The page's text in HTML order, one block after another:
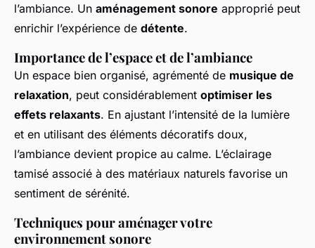
l’ambiance. Un aménagement sonore approprié peut
enrichir l’expérience de détente.
Importance de l’espace et de l’ambiance
Un espace bien organisé, agrémenté de musique de
relaxation, peut considérablement optimiser les
effets relaxants. En ajustant l’intensité de la lumière
et en utilisant des éléments décoratifs doux,
l’ambiance devient propice au calme. L’éclairage
tamisé associé à des matériaux naturels favorise un
sentiment de sérénité.
Techniques pour aménager votre
environnement sonore